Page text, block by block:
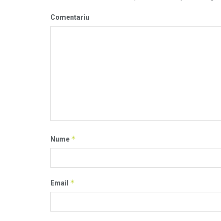
Comentariu
Nume *
Email *